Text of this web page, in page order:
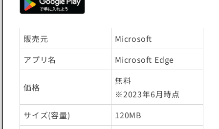
販売元
Microsoft
アプリ名
Microsoft Edge
価格
無料
※2023年6月時点
サイズ(容量)
120MB